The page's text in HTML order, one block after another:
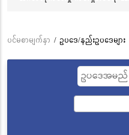
Breadcrumb
ပင်မစာမျက်နှာ / ဥပဒေ/နည်းဥပဒေများ